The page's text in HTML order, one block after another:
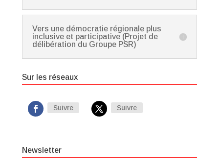
Vers une démocratie régionale plus
inclusive et participative (Projet de
délibération du Groupe PSR)
Sur les réseaux
Suivre Suivre
Newsletter